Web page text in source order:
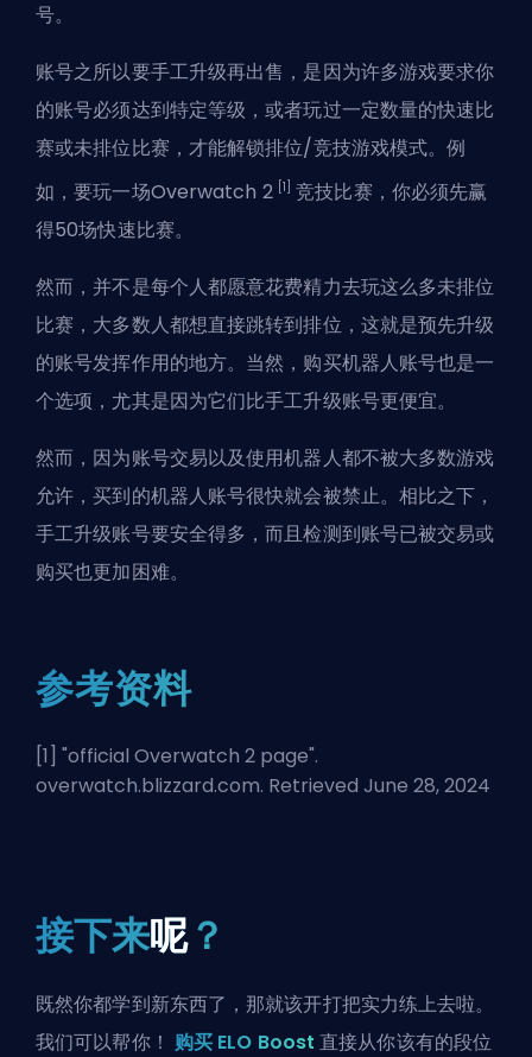
号。
账号之所以要手工升级再出售，是因为许多游戏要求你
的账号必须达到特定等级，或者玩过一定数量的快速比
赛或未排位比赛 ，才能解锁排位/竞技游戏模式。例
如，要玩一场Overwatch 2 [1]
竞技比赛，你必须先赢
得50场快速比赛。
然而，并不是每个人都愿意花费精力去玩这么多未排位
比赛 ，大多数人都想直接跳转到排位，这就是预先升级
的账号发挥作用的地方。当然，购买机器人账号也是一
个选项，尤其是因为它们比手工升级账号更便宜。
然而，因为账号交易以及使用机器人都不被大多数游戏
允许，买到的机器人账号很快就会被禁止。相比之下，
手工升级账号要安全得多，而且检测到账号已被交易或
购买也更加困难。
参考资料
[1] "official Overwatch 2 page".
overwatch.blizzard.com. Retrieved June 28, 2024
接下来呢？
既然你都学到新东西了，那就该开打把实力练上去啦。
我们可以帮你！ 购买 ELO Boost 直接从你该有的段位